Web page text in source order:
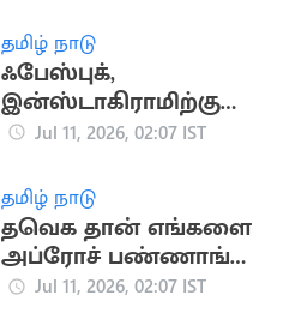
தமிழ் நாடு
ஃபேஸ்புக்,
இன்ஸ்டாகிராமிற்கு
ஐரோப்பிய ஒன்றியம்
Jul 11, 2026, 02:07 IST
தமிழ் நாடு
தவெக தான் எங்களை
அப்ரோச் பண்ணாங்க..
M.R.விஜயபாஸ்கர்
Jul 11, 2026, 02:07 IST